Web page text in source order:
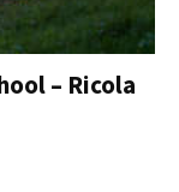
– Ricola